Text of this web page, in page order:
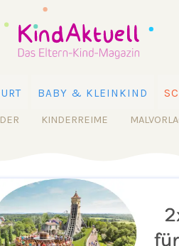
BABY & KLEINKIND
KINDERREIME